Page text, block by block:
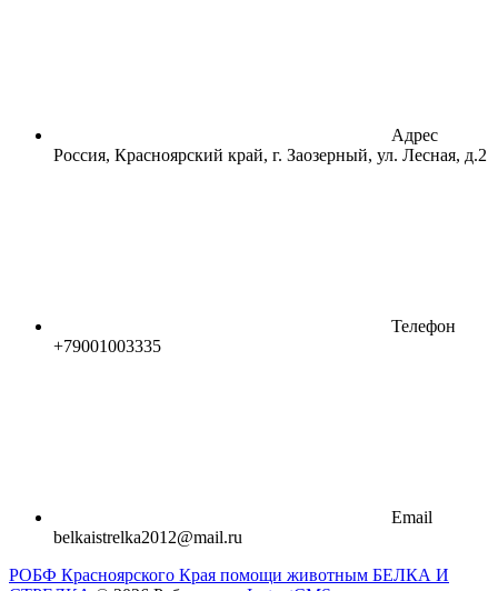
Адрес
Россия, Красноярский край, г. Заозерный, ул. Лесная, д.2
Телефон
+79001003335
Email
belkaistrelka2012@mail.ru
РОБФ Красноярского Края помощи животным БЕЛКА И